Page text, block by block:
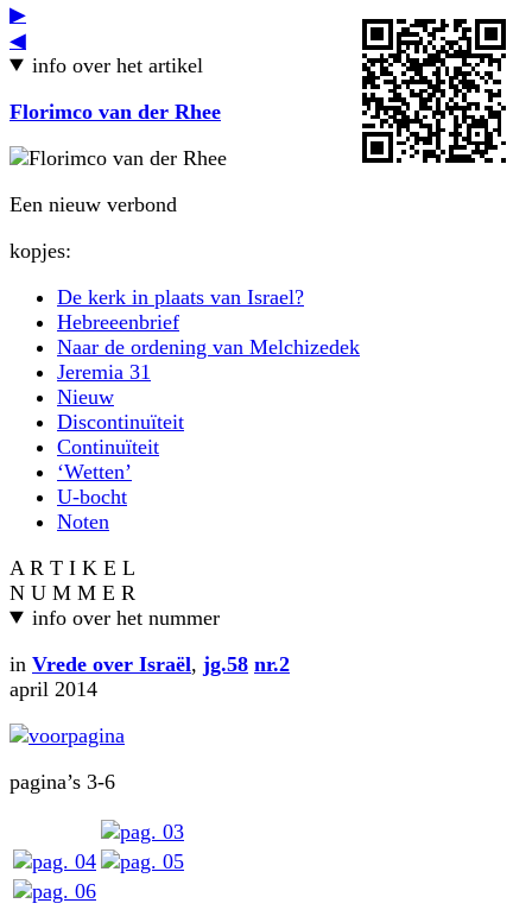
▶
◀
info over het artikel
Florimco van der Rhee
Een nieuw verbond
kopjes:
De kerk in plaats van Israel?
Hebreeenbrief
Naar de ordening van Melchizedek
Jeremia 31
Nieuw
Discontinuïteit
Continuïteit
‘Wetten’
U-bocht
Noten
A R T I K E L
N U M M E R
info over het nummer
in Vrede over Israël, jg.58 nr.2
april 2014
pagina’s 3-6